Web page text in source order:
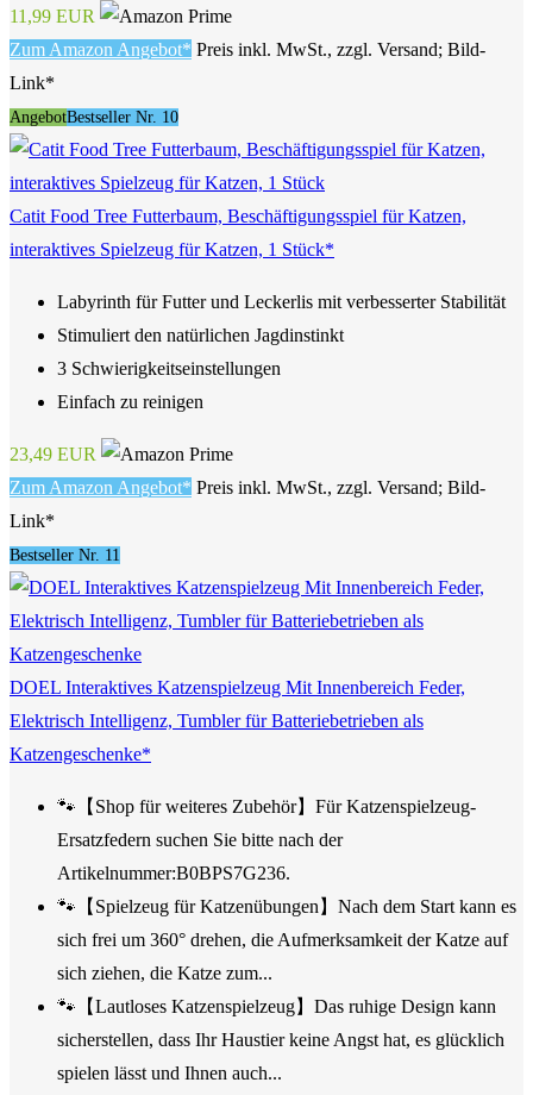
11,99 EUR
Zum Amazon Angebot* Preis inkl. MwSt., zzgl. Versand; Bild-
Link*
AngebotBestseller Nr. 10
Catit Food Tree Futterbaum, Beschäftigungsspiel für Katzen,
interaktives Spielzeug für Katzen, 1 Stück*
Labyrinth für Futter und Leckerlis mit verbesserter Stabilität
Stimuliert den natürlichen Jagdinstinkt
3 Schwierigkeitseinstellungen
Einfach zu reinigen
23,49 EUR
Zum Amazon Angebot* Preis inkl. MwSt., zzgl. Versand; Bild-
Link*
Bestseller Nr. 11
DOEL Interaktives Katzenspielzeug Mit Innenbereich Feder,
Elektrisch Intelligenz, Tumbler für Batteriebetrieben als
Katzengeschenke*
🐾【Shop für weiteres Zubehör】Für Katzenspielzeug-
Ersatzfedern suchen Sie bitte nach der
Artikelnummer:B0BPS7G236.
🐾【Spielzeug für Katzenübungen】Nach dem Start kann es
sich frei um 360° drehen, die Aufmerksamkeit der Katze auf
sich ziehen, die Katze zum...
🐾【Lautloses Katzenspielzeug】Das ruhige Design kann
sicherstellen, dass Ihr Haustier keine Angst hat, es glücklich
spielen lässt und Ihnen auch...